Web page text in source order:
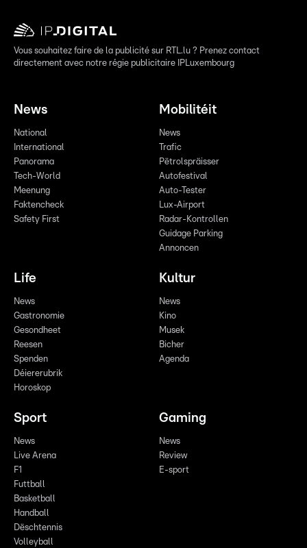
Vous souhaitez faire de la publicité sur RTL.lu ? Prenez contact
directement avec notre régie publicitaire IPLuxembourg
News
National
International
Panorama
Tech-World
Meenung
Faktencheck
Safety First
Mobilitéit
News
Trafic
Pëtrolspräisser
Autofestival
Auto-Tester
Lux-Airport
Radar-Kontrollen
Guidage Parking
Annoncen
Life
News
Gastronomie
Gesondheet
Reesen
Spenden
Déiererubrik
Horoskop
Kultur
News
Kino
Musek
Bicher
Agenda
Sport
News
Live Arena
F1
Futtball
Basketball
Handball
Dëschtennis
Volleyball
Gaming
News
Review
E-sport